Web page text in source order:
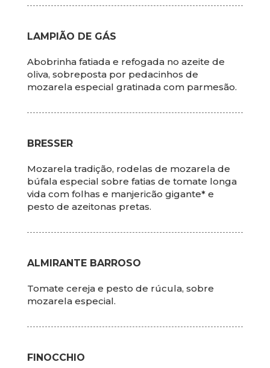
LAMPIÃO DE GÁS
Abobrinha fatiada e refogada no azeite de
oliva, sobreposta por pedacinhos de
mozarela especial gratinada com parmesão.
BRESSER
Mozarela tradição, rodelas de mozarela de
búfala especial sobre fatias de tomate longa
vida com folhas e manjericão gigante* e
pesto de azeitonas pretas.
ALMIRANTE BARROSO
Tomate cereja e pesto de rúcula, sobre
mozarela especial.
FINOCCHIO